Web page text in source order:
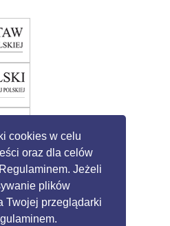
cookies w celu
oraz dla celów
Jeżeli
plików
Twojej przeglądarki